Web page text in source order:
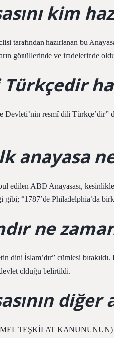
kim
tarafından hazırlanan bu
gönüllerinde ve iradelerinde
Devleti’nin resmî dili Türkçe’dir”
anayasa
edilen ABD Anayasası,
“1787’de Philadelphia’da
ne
dini İslam’dır” cümlesi
olduğu belirtildi.
diğer
TEŞKİLAT KANUNUNUN)